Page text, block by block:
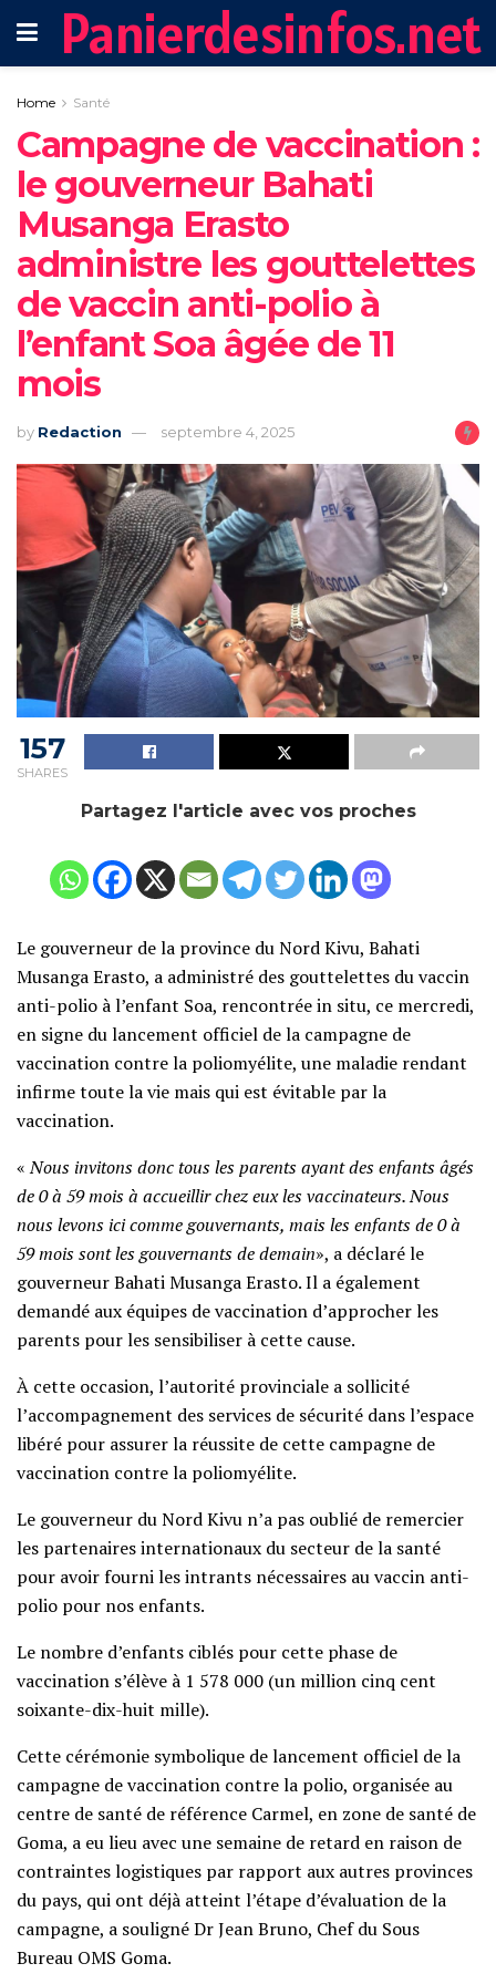
Panierdesinfos.net
Home Santé
Campagne de vaccination :
le gouverneur Bahati
Musanga Erasto
administre les gouttelettes
de vaccin anti-polio à
l’enfant Soa âgée de 11
mois
by Redaction septembre 4, 2025
157
SHARES
Partagez l'article avec vos proches
Le gouverneur de la province du Nord Kivu, Bahati
Musanga Erasto, a administré des gouttelettes du vaccin
anti-polio à l’enfant Soa, rencontrée in situ, ce mercredi,
en signe du lancement officiel de la campagne de
vaccination contre la poliomyélite, une maladie rendant
infirme toute la vie mais qui est évitable par la
vaccination.
«Nous invitons donc tous les parents ayant des enfants âgés
de 0 à 59 mois à accueillir chez eux les vaccinateurs. Nous
nous levons ici comme gouvernants, mais les enfants de 0 à
59 mois sont les gouvernants de demain», a déclaré le
gouverneur Bahati Musanga Erasto. Il a également
demandé aux équipes de vaccination d’approcher les
parents pour les sensibiliser à cette cause.
À cette occasion, l’autorité provinciale a sollicité
l’accompagnement des services de sécurité dans l’espace
libéré pour assurer la réussite de cette campagne de
vaccination contre la poliomyélite.
Le gouverneur du Nord Kivu n’a pas oublié de remercier
les partenaires internationaux du secteur de la santé
pour avoir fourni les intrants nécessaires au vaccin anti-
polio pour nos enfants.
Le nombre d’enfants ciblés pour cette phase de
vaccination s’élève à 1 578 000 (un million cinq cent
soixante-dix-huit mille).
Cette cérémonie symbolique de lancement officiel de la
campagne de vaccination contre la polio, organisée au
centre de santé de référence Carmel, en zone de santé de
Goma, a eu lieu avec une semaine de retard en raison de
contraintes logistiques par rapport aux autres provinces
du pays, qui ont déjà atteint l’étape d’évaluation de la
campagne, a souligné Dr Jean Bruno, Chef du Sous
Bureau OMS Goma.